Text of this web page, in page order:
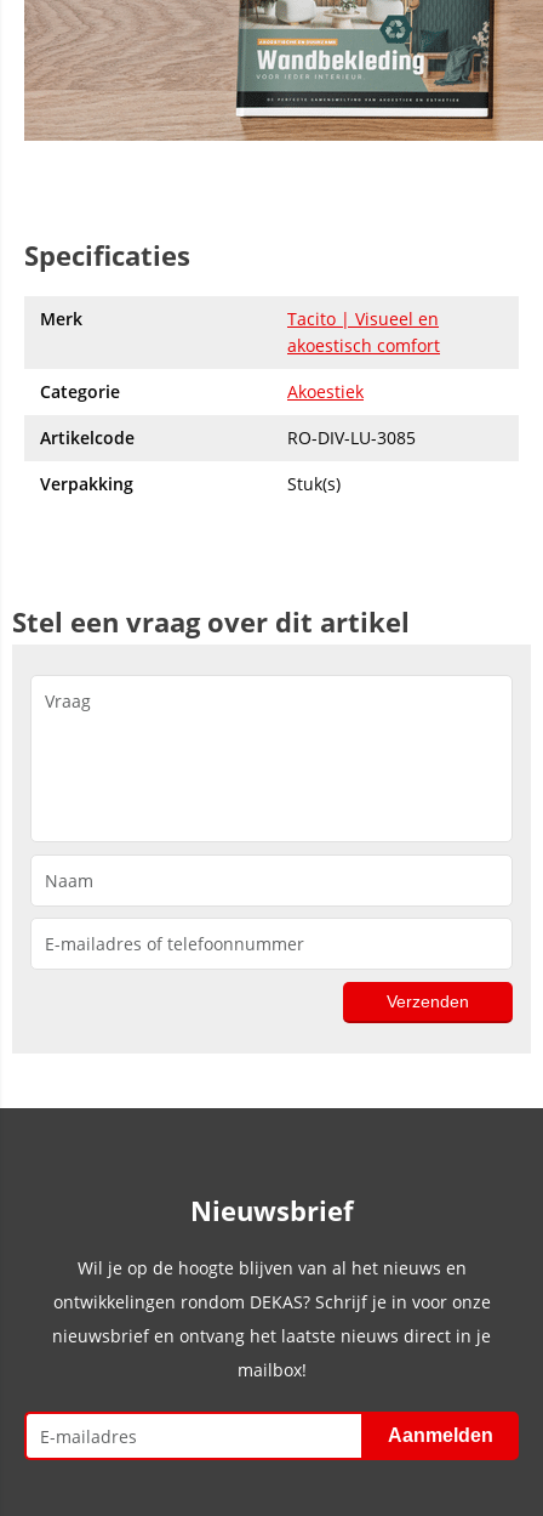
Specificaties
Merk
Tacito | Visueel en
akoestisch comfort
Categorie
Akoestiek
Artikelcode
RO-DIV-LU-3085
Verpakking
Stuk(s)
Stel een vraag over dit artikel
Nieuwsbrief
Wil je op de hoogte blijven van al het nieuws en
ontwikkelingen rondom DEKAS? Schrijf je in voor onze
nieuwsbrief en ontvang het laatste nieuws direct in je
mailbox!